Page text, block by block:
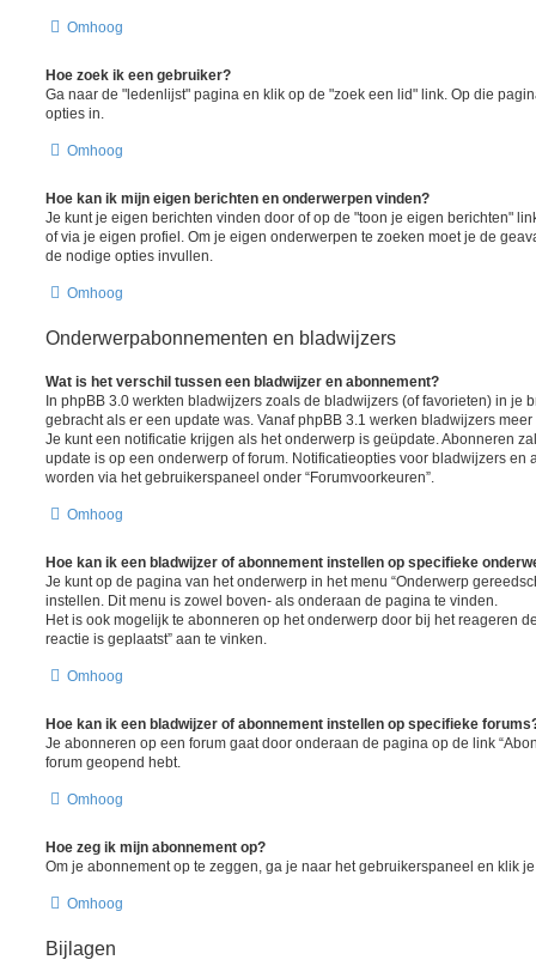
Omhoog
Hoe zoek ik een gebruiker?
Ga naar de "ledenlijst" pagina en klik op de "zoek een lid" link. Op die
opties in.
Omhoog
Hoe kan ik mijn eigen berichten en onderwerpen vinden?
Je kunt je eigen berichten vinden door of op de "toon je eigen berichten"
of via je eigen profiel. Om je eigen onderwerpen te zoeken moet je de
de nodige opties invullen.
Omhoog
Onderwerpabonnementen en bladwijzers
Wat is het verschil tussen een bladwijzer en abonnement?
In phpBB 3.0 werkten bladwijzers zoals de bladwijzers (of favorieten) in je
gebracht als er een update was. Vanaf phpBB 3.1 werken bladwijzers
Je kunt een notificatie krijgen als het onderwerp is geüpdate. Abonneren
update is op een onderwerp of forum. Notificatieopties voor bladwijzers en
worden via het gebruikerspaneel onder “Forumvoorkeuren”.
Omhoog
Hoe kan ik een bladwijzer of abonnement instellen op specifieke
Je kunt op de pagina van het onderwerp in het menu “Onderwerp
instellen. Dit menu is zowel boven- als onderaan de pagina te vinden.
Het is ook mogelijk te abonneren op het onderwerp door bij het reageren
reactie is geplaatst” aan te vinken.
Omhoog
Hoe kan ik een bladwijzer of abonnement instellen op specifieke
Je abonneren op een forum gaat door onderaan de pagina op de link
forum geopend hebt.
Omhoog
Hoe zeg ik mijn abonnement op?
Om je abonnement op te zeggen, ga je naar het gebruikerspaneel en klik
Omhoog
Bijlagen